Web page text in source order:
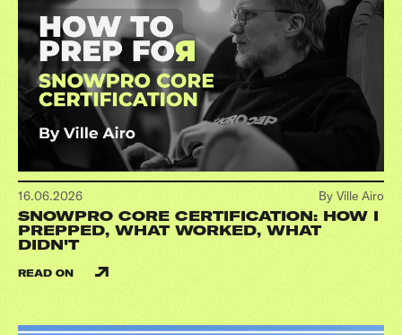
16.06.2026 By Ville Airo
SNOWPRO CORE CERTIFICATION: HOW I
PREPPED, WHAT WORKED, WHAT
DIDN'T
READ ON